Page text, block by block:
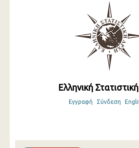
Ελληνική
Εγγραφή Σύνδεση